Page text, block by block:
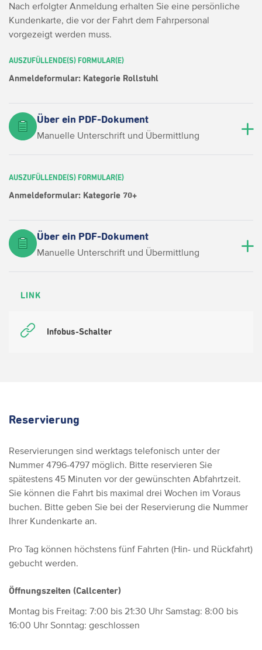
Nach erfolgter Anmeldung erhalten Sie eine persönliche
Kundenkarte, die vor der Fahrt dem Fahrpersonal
vorgezeigt werden muss.
AUSZUFÜLLENDE(S) FORMULAR(E)
Anmeldeformular: Kategorie Rollstuhl
Über ein PDF-Dokument
Manuelle Unterschrift und Übermittlung
AUSZUFÜLLENDE(S) FORMULAR(E)
Anmeldeformular: Kategorie 70+
Über ein PDF-Dokument
Manuelle Unterschrift und Übermittlung
LINK
Infobus-Schalter
Reservierung
Reservierungen sind werktags telefonisch unter der
Nummer 4796-4797 möglich. Bitte reservieren Sie
spätestens 45 Minuten vor der gewünschten Abfahrtzeit.
Sie können die Fahrt bis maximal drei Wochen im Voraus
buchen. Bitte geben Sie bei der Reservierung die Nummer
Ihrer Kundenkarte an.
Pro Tag können höchstens fünf Fahrten (Hin- und Rückfahrt)
gebucht werden.
Öffnungszeiten (Callcenter)
Montag bis Freitag: 7:00 bis 21:30 Uhr Samstag: 8:00 bis
16:00 Uhr Sonntag: geschlossen